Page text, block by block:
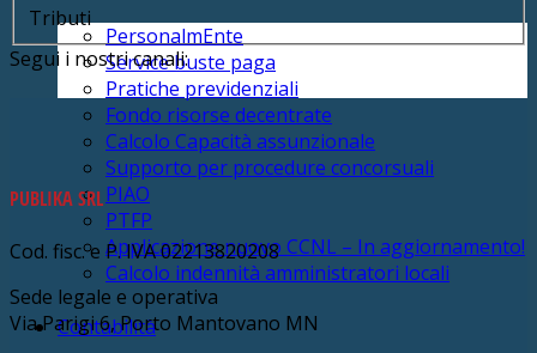
PersonalmEnte
Service buste paga
Pratiche previdenziali
Fondo risorse decentrate
Calcolo Capacità assunzionale
Supporto per procedure concorsuali
PIAO
PTFP
Applicazione nuovo CCNL – In aggiornamento!
Calcolo indennità amministratori locali
Contabilità
Tributi
Segui i nostri canali:
PUBLIKA SRL
Cod. fisc. e P. IVA 02213820208
Sede legale e operativa
Via Parigi 6, Porto Mantovano MN